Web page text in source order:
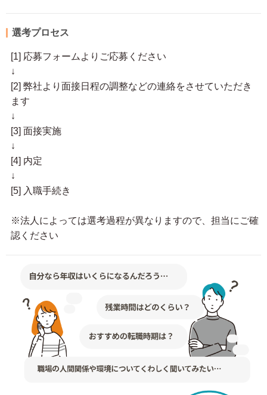
選考プロセス
[1] 応募フォームよりご応募ください
↓
[2] 弊社より面接日程の調整などの連絡をさせていただき
ます
↓
[3] 面接実施
↓
[4] 内定
↓
[5] 入職手続き
※法人によっては選考過程が異なりますので、担当にご確
認ください